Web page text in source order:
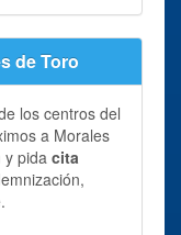
de Toro
los centros del
a Morales
y pida cita